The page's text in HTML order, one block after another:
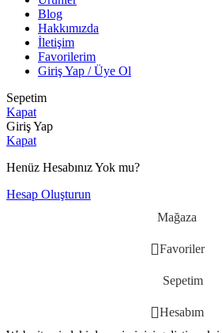
Blog
Hakkımızda
İletişim
Favorilerim
Giriş Yap / Üye Ol
Sepetim
Kapat
Giriş Yap
Kapat
Henüz Hesabınız Yok mu?
Hesap Oluşturun
Mağaza
Favoriler
Sepetim
Hesabım